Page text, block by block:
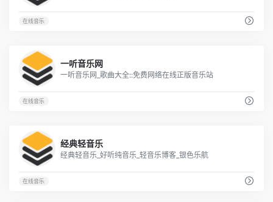
在线音乐
一听音乐网
一听音乐网_歌曲大全::免费网络在线正版音乐站
在线音乐
经典轻音乐
经典轻音乐_好听纯音乐_轻音乐博客_银色乐航
在线音乐